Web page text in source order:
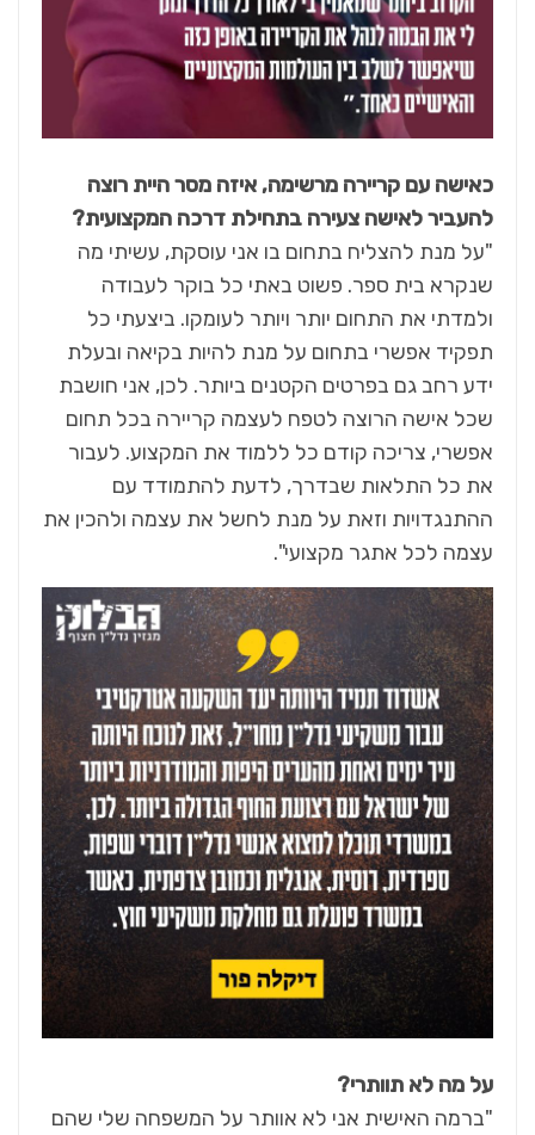
כאישה עם קריירה מרשימה, איזה מסר היית רוצה
להעביר לאישה צעירה בתחילת דרכה המקצועית?
"על מנת להצליח בתחום בו אני עוסקת, עשיתי מה
שנקרא בית ספר. פשוט באתי כל בוקר לעבודה
ולמדתי את התחום יותר ויותר לעומקו. ביצעתי כל
תפקיד אפשרי בתחום על מנת להיות בקיאה ובעלת
ידע רחב גם בפרטים הקטנים ביותר. לכן, אני חושבת
שכל אישה הרוצה לטפח לעצמה קריירה בכל תחום
אפשרי, צריכה קודם כל ללמוד את המקצוע. לעבור
את כל התלאות שבדרך, לדעת להתמודד עם
ההתנגדויות וזאת על מנת לחשל את עצמה ולהכין את
עצמה לכל אתגר מקצועי".
על מה לא תוותרי?
"ברמה האישית אני לא אוותר על המשפחה שלי שהם